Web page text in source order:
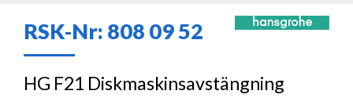
RSK-Nr: 808 09 52
HG F21 Diskmaskinsavstängning